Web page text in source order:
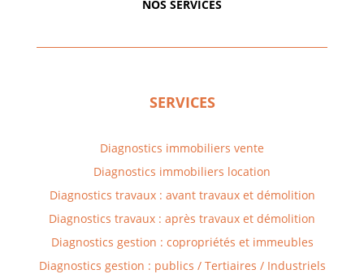
NOS SERVICES
SERVICES
Diagnostics immobiliers vente
Diagnostics immobiliers location
Diagnostics travaux : avant travaux et démolition
Diagnostics travaux : après travaux et démolition
Diagnostics gestion : copropriétés et immeubles
Diagnostics gestion : publics / Tertiaires / Industriels